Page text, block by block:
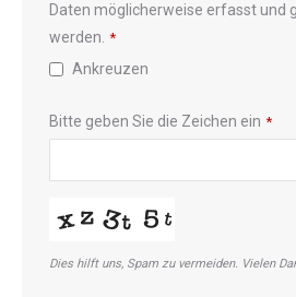
Daten möglicherweise erfasst und
werden. *
Ankreuzen
Bitte geben Sie die Zeichen ein *
Dies hilft uns, Spam zu vermeiden. Vielen